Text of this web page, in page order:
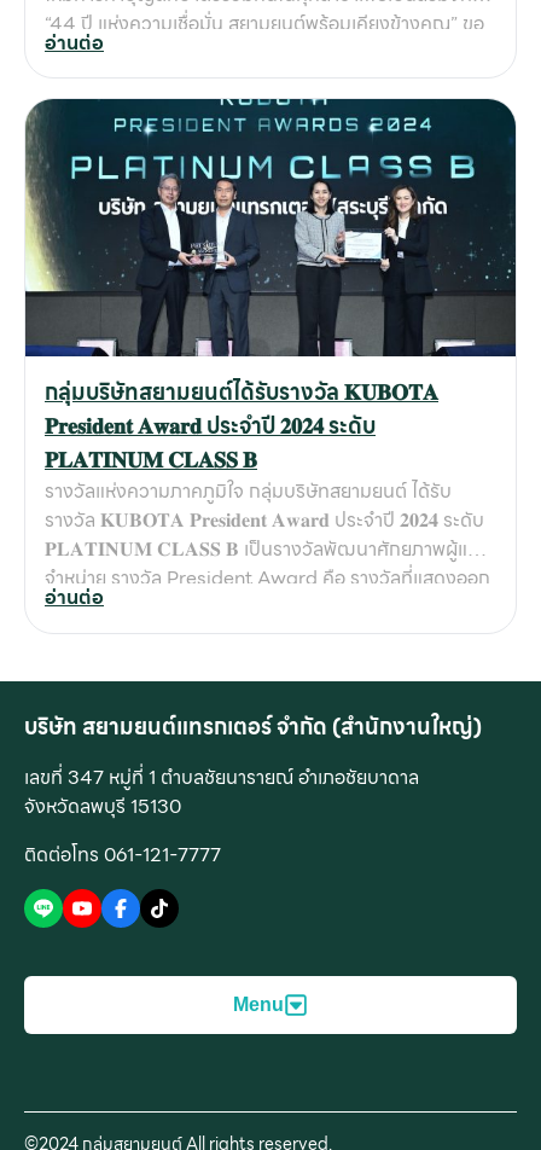
อะไหล่ โดยมีเป้าหมายสำคัญคือการ ยกระดับมาตรฐานการให้
บริการ และการสร้างความมั่นใจให้กับลูกค้าว่า สยามยนต์คือ
พันธมิตรที่พร้อมจะอยู่เคียงข้างลูกค้าในทุกความสำเร็จ 📞
ติดต่อสอบถามรายละเอียดสินค้าคูโบต้า
“44 ปี แห่งความเชื่อมั่น สยามยนต์พร้อมเคียงข้างคุณ” ขอ
ขอบคุณลูกค้าทุกท่าน ที่ไว้วางใจใช้บริการกับสยามยนต์มา
ตลอด 44 ปี เราขอสัญญาว่าจะมุ่งมั่นพัฒนาบริการ และ
ความเชี่ยวชาญด้านเครื่องจักรกลฯ พร้อมดำเนินธุรกิจที่รับ
ผิดชอบต่อสังคมและสิ่งแวดล้อม เพื่อตอบโจทย์ธุรกิจของ
ลูกค้าให้เติบโตร่วมกันอย่างยั่งยืน
อ่านต่อ
กลุ่มบริษัทสยามยนต์ได้รับรางวัล 𝐊𝐔𝐁𝐎𝐓𝐀
𝐏𝐫𝐞𝐬𝐢𝐝𝐞𝐧𝐭 𝐀𝐰𝐚𝐫𝐝 ประจำปี 𝟐𝟎𝟐𝟒 ระดับ
𝐏𝐋𝐀𝐓𝐈𝐍𝐔𝐌 𝐂𝐋𝐀𝐒𝐒 𝐁
รางวัลแห่งความภาคภูมิใจ กลุ่มบริษัทสยามยนต์ ได้รับ
รางวัล 𝐊𝐔𝐁𝐎𝐓𝐀 𝐏𝐫𝐞𝐬𝐢𝐝𝐞𝐧𝐭 𝐀𝐰𝐚𝐫𝐝 ประจำปี 𝟐𝟎𝟐𝟒 ระดับ
𝐏𝐋𝐀𝐓𝐈𝐍𝐔𝐌 𝐂𝐋𝐀𝐒𝐒 𝐁 เป็นรางวัลพัฒนาศักยภาพผู้แทน
จำหน่าย รางวัล President Award คือ รางวัลที่แสดงออก
ถึงความเป็นเลิศในทุกๆด้าน อันได้แก่ ในโอกาสนี้ กลุ่มบริษัท
สยามยนต์ สระบุรี-ลพบุรี ต้อง #ขอขอบคุณลูกค้าผู้มีอุปการ
ปี เราขอให้คำมั่นสัญญาว่าจะรักษามาตรฐานและมุ่งมั่น
ชุมชน สังคมเกษตรกรรม พันธมิตรและเครือข่าย ให้เติบโต
อย่างยั่งยืนไปด้วยกัน
อ่านต่อ
บริษัท สยามยนต์แทรกเตอร์ จำกัด (สำนักงานใหญ่)
เลขที่ 347 หมู่ที่ 1 ตำบลชัยนารายณ์ อำเภอชัยบาดาล
จังหวัดลพบุรี 15130
ติดต่อโทร 061-121-7777
Menu
©2024 กลุ่มสยามยนต์ All rights reserved.